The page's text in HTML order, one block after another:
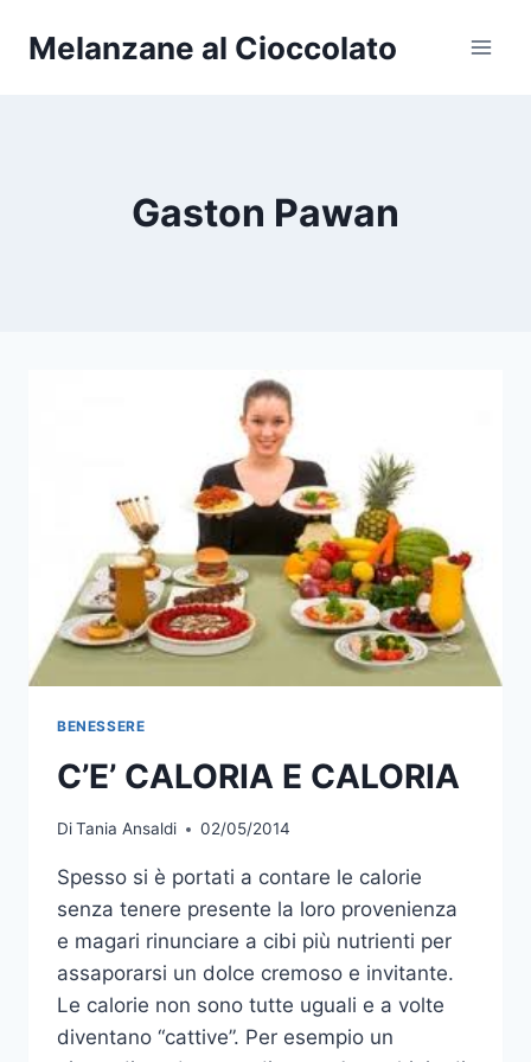
Melanzane al Cioccolato
Gaston Pawan
BENESSERE
C’E’ CALORIA E CALORIA
DiTania Ansaldi 02/05/2014
Spesso si è portati a contare le calorie
senza tenere presente la loro provenienza
e magari rinunciare a cibi più nutrienti per
assaporarsi un dolce cremoso e invitante.
Le calorie non sono tutte uguali e a volte
diventano “cattive”. Per esempio un